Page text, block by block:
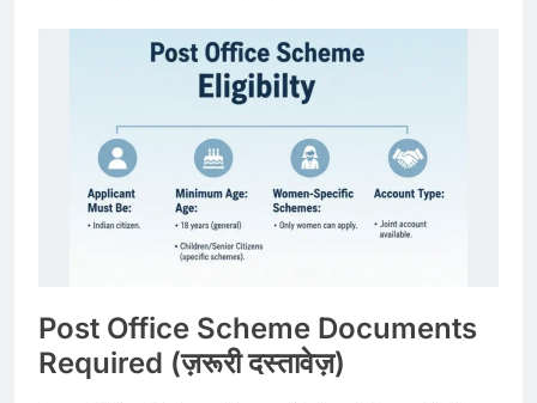
Post Office Scheme Documents
Required (ज़रूरी दस्तावेज़)